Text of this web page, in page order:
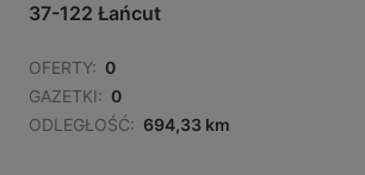
37-122 Łańcut
OFERTY: 0
GAZETKI: 0
ODLEGŁOŚĆ: 694,33 km